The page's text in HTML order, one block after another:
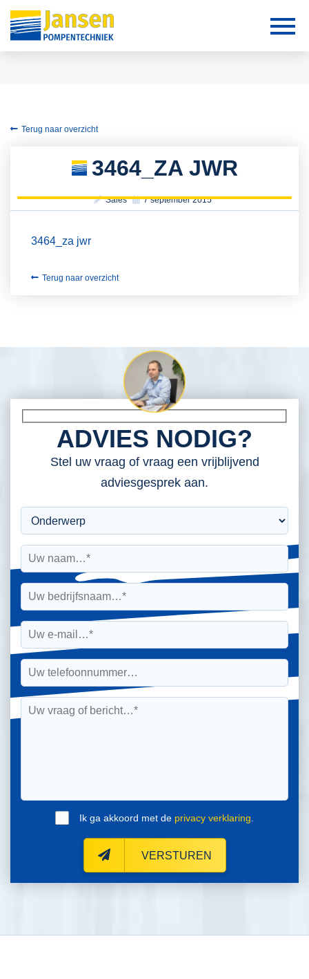
Terug naar overzicht
3464_ZA JWR
Sales 7 september 2015
3464_za jwr
Terug naar overzicht
ADVIES NODIG?
Stel uw vraag of vraag een vrijblijvend
adviesgesprek aan.
Ik ga akkoord met de privacy verklaring
VERSTUREN